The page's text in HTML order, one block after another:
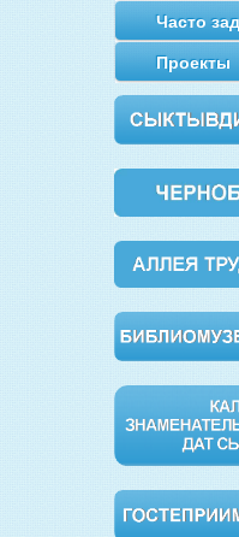
Часто
Проекты
Вишневый сад
Иван
Обломов